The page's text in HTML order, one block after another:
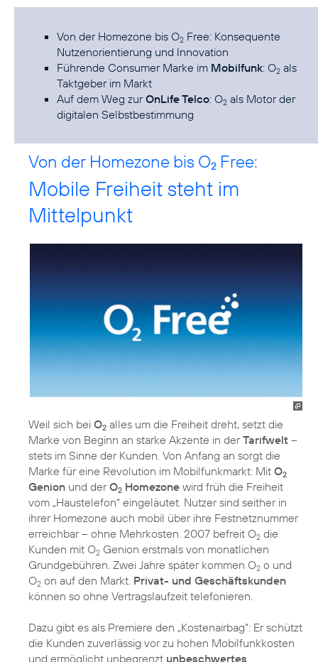
Von der Homezone bis O2 Free: Konsequente
Nutzenorientierung und Innovation
Führende Consumer Marke im Mobilfunk: O2 als
Taktgeber im Markt
Auf dem Weg zurOnLife Telco: O2 als Motor der
digitalen Selbstbestimmung
Von der Homezone bis O2 Free:
Mobile Freiheit steht im
Mittelpunkt
Weil sich bei O2 alles um die Freiheit dreht, setzt die
Marke von Beginn an starke Akzente in derTarifwelt –
stets im Sinne der Kunden. Von Anfang an sorgt die
Marke für eine Revolution im Mobilfunkmarkt: Mit O2
Genion und derO2 Homezone wird früh die Freiheit
vom „Haustelefon“ eingeläutet. Nutzer sind seither in
ihrer Homezone auch mobil über ihre Festnetznummer
erreichbar – ohne Mehrkosten. 2007 befreit O2 die
Kunden mit O2 Genion erstmals von monatlichen
Grundgebühren. Zwei Jahre später kommen O2 o und
O2 on auf den Markt. Privat- und Geschäftskunden
können so ohne Vertragslaufzeit telefonieren.
Dazu gibt es als Premiere den „Kostenairbag“: Er schützt
die Kunden zuverlässig vor zu hohen Mobilfunkkosten
und ermöglicht unbegrenzt unbeschwertes